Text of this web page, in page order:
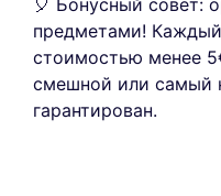
предметами!
стоимостью менее
смешной или самый
гарантирован.